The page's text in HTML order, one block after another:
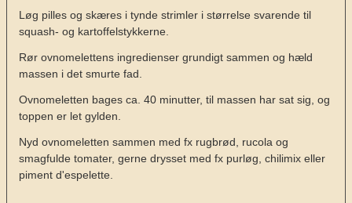
Løg pilles og skæres i tynde strimler i størrelse svarende til
squash- og kartoffelstykkerne.
Rør ovnomelettens ingredienser grundigt sammen og hæld
massen i det smurte fad.
Ovnomeletten bages ca. 40 minutter, til massen har sat sig, og
toppen er let gylden.
Nyd ovnomeletten sammen med fx rugbrød, rucola og
smagfulde tomater, gerne drysset med fx purløg, chilimix eller
piment d'espelette.